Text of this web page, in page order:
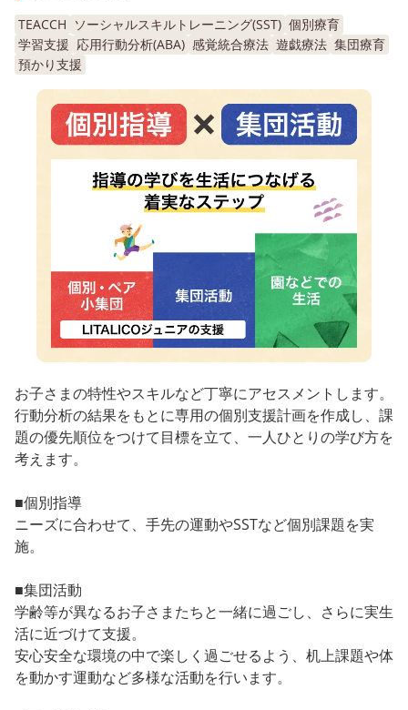
TEACCH ソーシャルスキルトレーニング(SST) 個別療育
学習支援 応用行動分析(ABA) 感覚統合療法 遊戯療法 集団療育
預かり支援
お子さまの特性やスキルなど丁寧にアセスメントします。
行動分析の結果をもとに専用の個別支援計画を作成し、課
題の優先順位をつけて目標を立て、一人ひとりの学び方を
考えます。
■個別指導
ニーズに合わせて、手先の運動やSSTなど個別課題を実
施。
■集団活動
学齢等が異なるお子さまたちと一緒に過ごし、さらに実生
活に近づけて支援。
安心安全な環境の中で楽しく過ごせるよう、机上課題や体
を動かす運動など多様な活動を行います。